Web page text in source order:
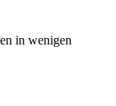
in wenigen